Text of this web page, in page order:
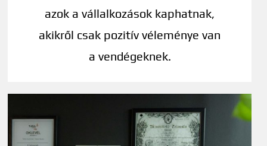
azok a vállalkozások kaphatnak,
akikről csak pozitív véleménye van
a vendégeknek.